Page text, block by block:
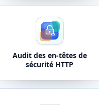
Audit des en-têtes de
sécurité HTTP